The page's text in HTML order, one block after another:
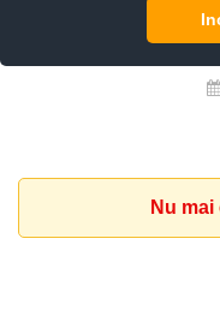
Nu